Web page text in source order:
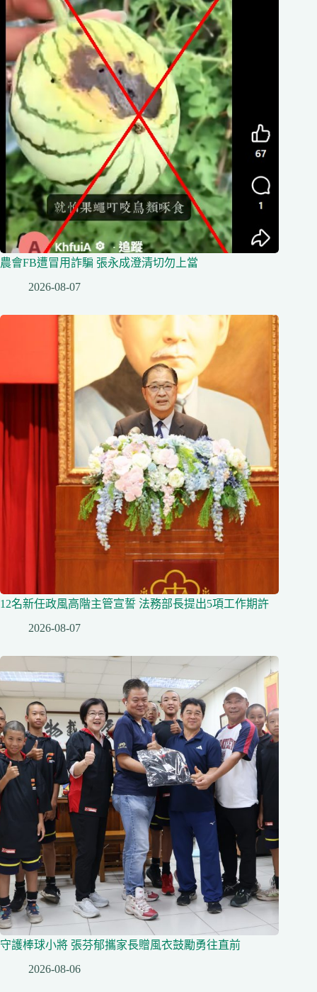
農會FB遭冒用詐騙 張永成澄清切勿上當
2026-08-07
12名新任政風高階主管宣誓 法務部長提出5項工作期許
2026-08-07
守護棒球小將 張芬郁攜家長贈風衣鼓勵勇往直前
2026-08-06